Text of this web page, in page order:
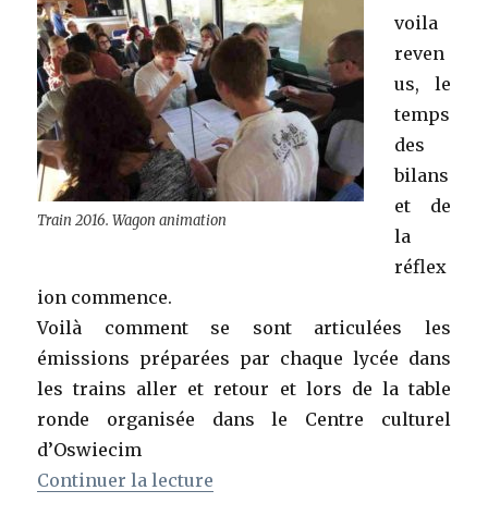
Train 2016. Wagon animation
voila
reven
us, le
temps
des
bilans
et de
la
réflex
ion commence.
Voilà comment se sont articulées les
émissions préparées par chaque lycée dans
les trains aller et retour et lors de la table
ronde organisée dans le Centre culturel
d’Oswiecim
Continuer la lecture